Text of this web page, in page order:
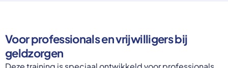
Voor professionals en vrijwilligers bij
geldzorgen